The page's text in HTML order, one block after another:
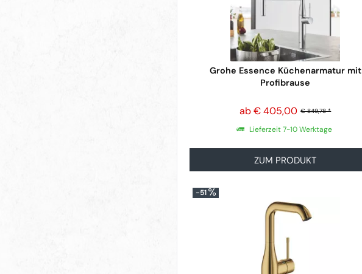
Grohe Essence Küchenarmatur mit
Profibrause
€ 849,78 *
ab € 405,00
Lieferzeit 7-10 Werktage
ZUM PRODUKT
-51